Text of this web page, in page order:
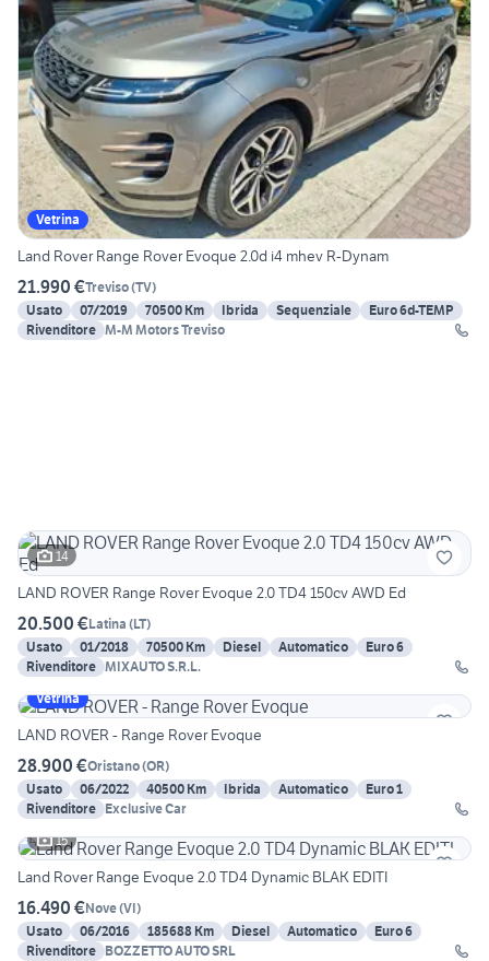
Vetrina
Land Rover Range Rover Evoque 2.0d i4 mhev R-Dynam
21.990 €Treviso(TV)
Usato
07/2019 70500 Km Ibrida Sequenziale
Euro 6d-TEMP
Rivenditore M-M Motors Treviso
14
LAND ROVER Range Rover Evoque 2.0 TD4 150cv AWD Ed
20.500 €Latina (LT)
Usato
01/2018 70500 Km Diesel Automatico
Euro 6
Rivenditore MIXAUTO S.R.L.
Vetrina
LAND ROVER - Range Rover Evoque
28.900 €Oristano(OR)
Usato
06/2022 40500 Km Ibrida Automatico
Euro 1
Rivenditore Exclusive Car
15
Land Rover Range Evoque 2.0 TD4 Dynamic BLAK EDITI
16.490 €Nove(VI)
Usato
06/2016 185688 Km Diesel Automatico
Euro 6
Rivenditore BOZZETTO AUTO SRL